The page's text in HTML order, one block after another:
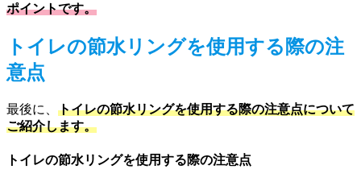
ポイントです。
トイレの節水リングを使用する際の注
意点
最後に、 トイレの節水リングを使用する際の注意点について
ご紹介します。
トイレの節水リングを使用する際の注意点